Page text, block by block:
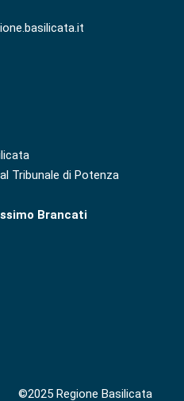
Tribunale di Potenza
Brancati
©2025 Regione Basilicata